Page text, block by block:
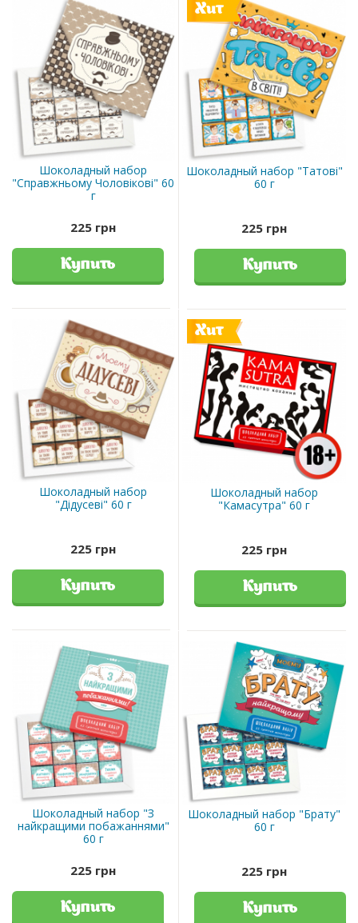
Шоколадный набор
"Справжньому Чоловікові" 60
г
225 грн
Купить
Хит
Шоколадный набор "Татові"
60 г
225 грн
Купить
Шоколадный набор
"Дідусеві" 60 г
225 грн
Купить
Хит
Шоколадный набор
"Камасутра" 60 г
225 грн
Купить
Шоколадный набор "З
найкращими побажаннями"
60 г
225 грн
Купить
Шоколадный набор "Брату"
60 г
225 грн
Купить